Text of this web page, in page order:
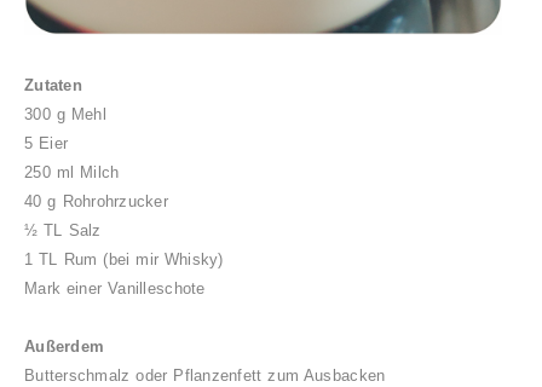
Zutaten
300 g Mehl
5 Eier
250 ml Milch
40 g Rohrohrzucker
½ TL Salz
1 TL Rum (bei mir Whisky)
Mark einer Vanilleschote
Außerdem
Butterschmalz oder Pflanzenfett zum Ausbacken